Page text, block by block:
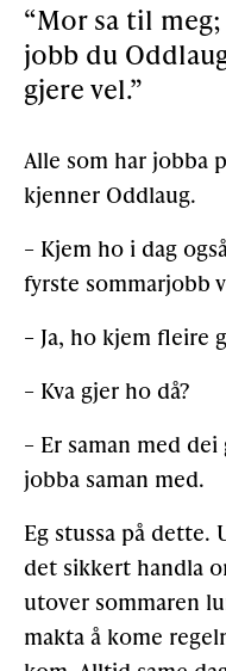
“Mor sa til
jobb du
gjere vel.”
Alle som har jobba
kjenner Oddlaug.
– Kjem ho i dag
fyrste sommarjobb
– Ja, ho kjem fleire
– Kva gjer ho då?
– Er saman med
jobba saman med.
Eg stussa på dette.
det sikkert handla
utover sommaren
makta å kome